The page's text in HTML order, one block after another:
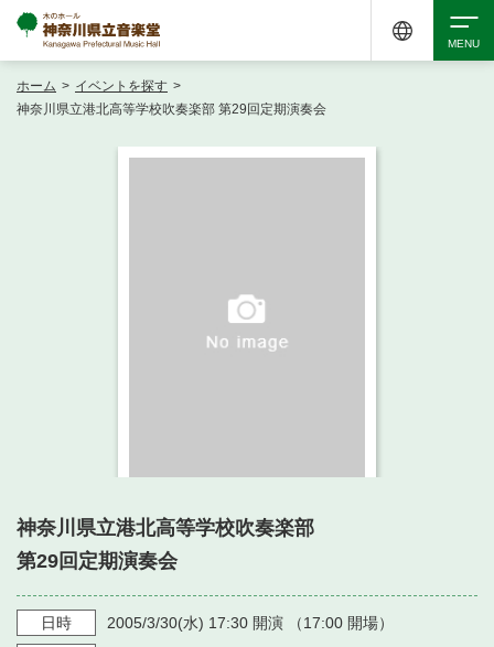
・ 交通案内
・ よくある質問
・ 施設を借りる
・ 抽選対象日
音楽堂について
・ 音楽堂のご案内
神奈川県立音楽堂
SNS
ホーム > イベントを探す >
神奈川県立港北高等学校吹奏楽部 第29回定期演奏会
神奈川県立港北高等学校吹奏楽部
第29回定期演奏会
日時 2005/3/30(水) 17:30 開演 （17:00 開場）